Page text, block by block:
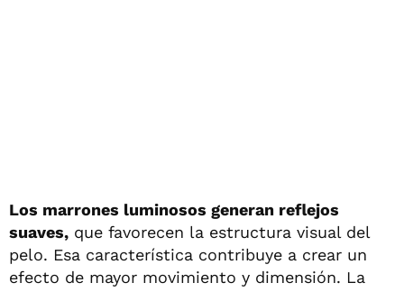
Los marrones luminosos generan reflejos
suaves, que favorecen la estructura visual del
pelo. Esa característica contribuye a crear un
efecto de mayor movimiento y dimensión. La